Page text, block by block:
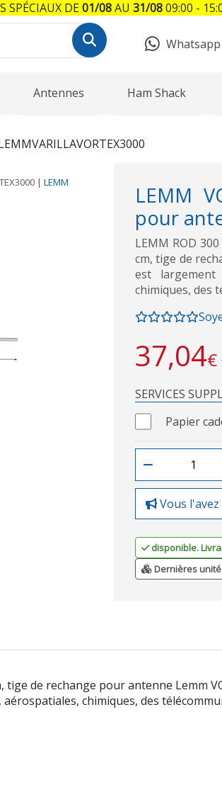
Whatsapp
Antennes Ham Shack
| LEMM
LEMM
pour
LEMM ROD
cm, tige de
est largement
chimiques, des
37,04€
SERVICES
Papier
Vous
disponible.
Dernières
de rechange pour antenne Lemm
chimiques, des
SPÉCIAUX DE01/08AU 31/0809:00 -